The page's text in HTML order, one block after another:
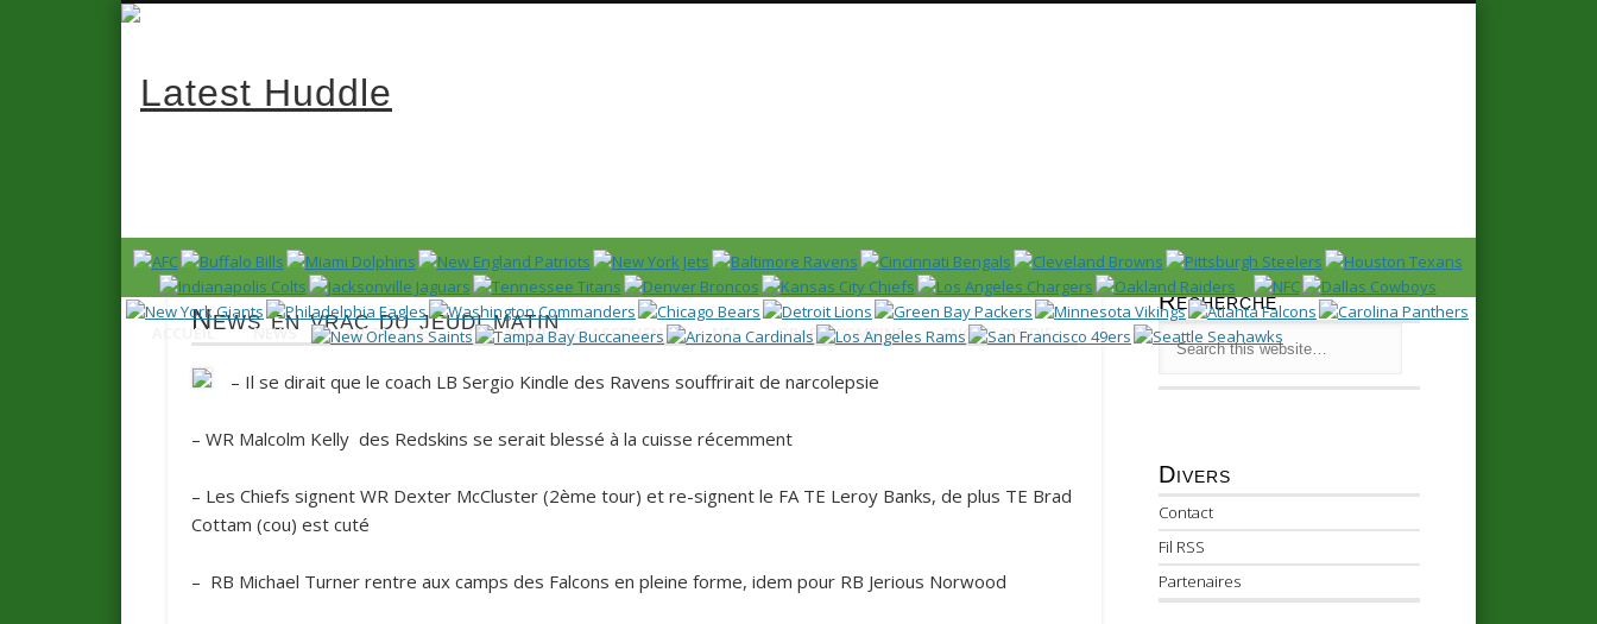
News en français sur la NFL et le Football Américain (Foot US)
ACCUEIL NEWS SAISON 2025 CALENDRIER / CLASSEMENT NFL DRAFT/COMBINE ENCYCLOPÉDIE
News en vrac du jeudi matin
– Il se dirait que le coach LB Sergio Kindle des Ravens souffrirait de narcolepsie
– WR Malcolm Kelly des Redskins se serait blessé à la cuisse récemment
– Les Chiefs signent WR Dexter McCluster (2ème tour) et re-signent le FA TE Leroy Banks, de plus TE Brad
Cottam (cou) est cuté
– RB Michael Turner rentre aux camps des Falcons en pleine forme, idem pour RB Jerious Norwood
Recherche
Divers
Contact
Fil RSS
Partenaires